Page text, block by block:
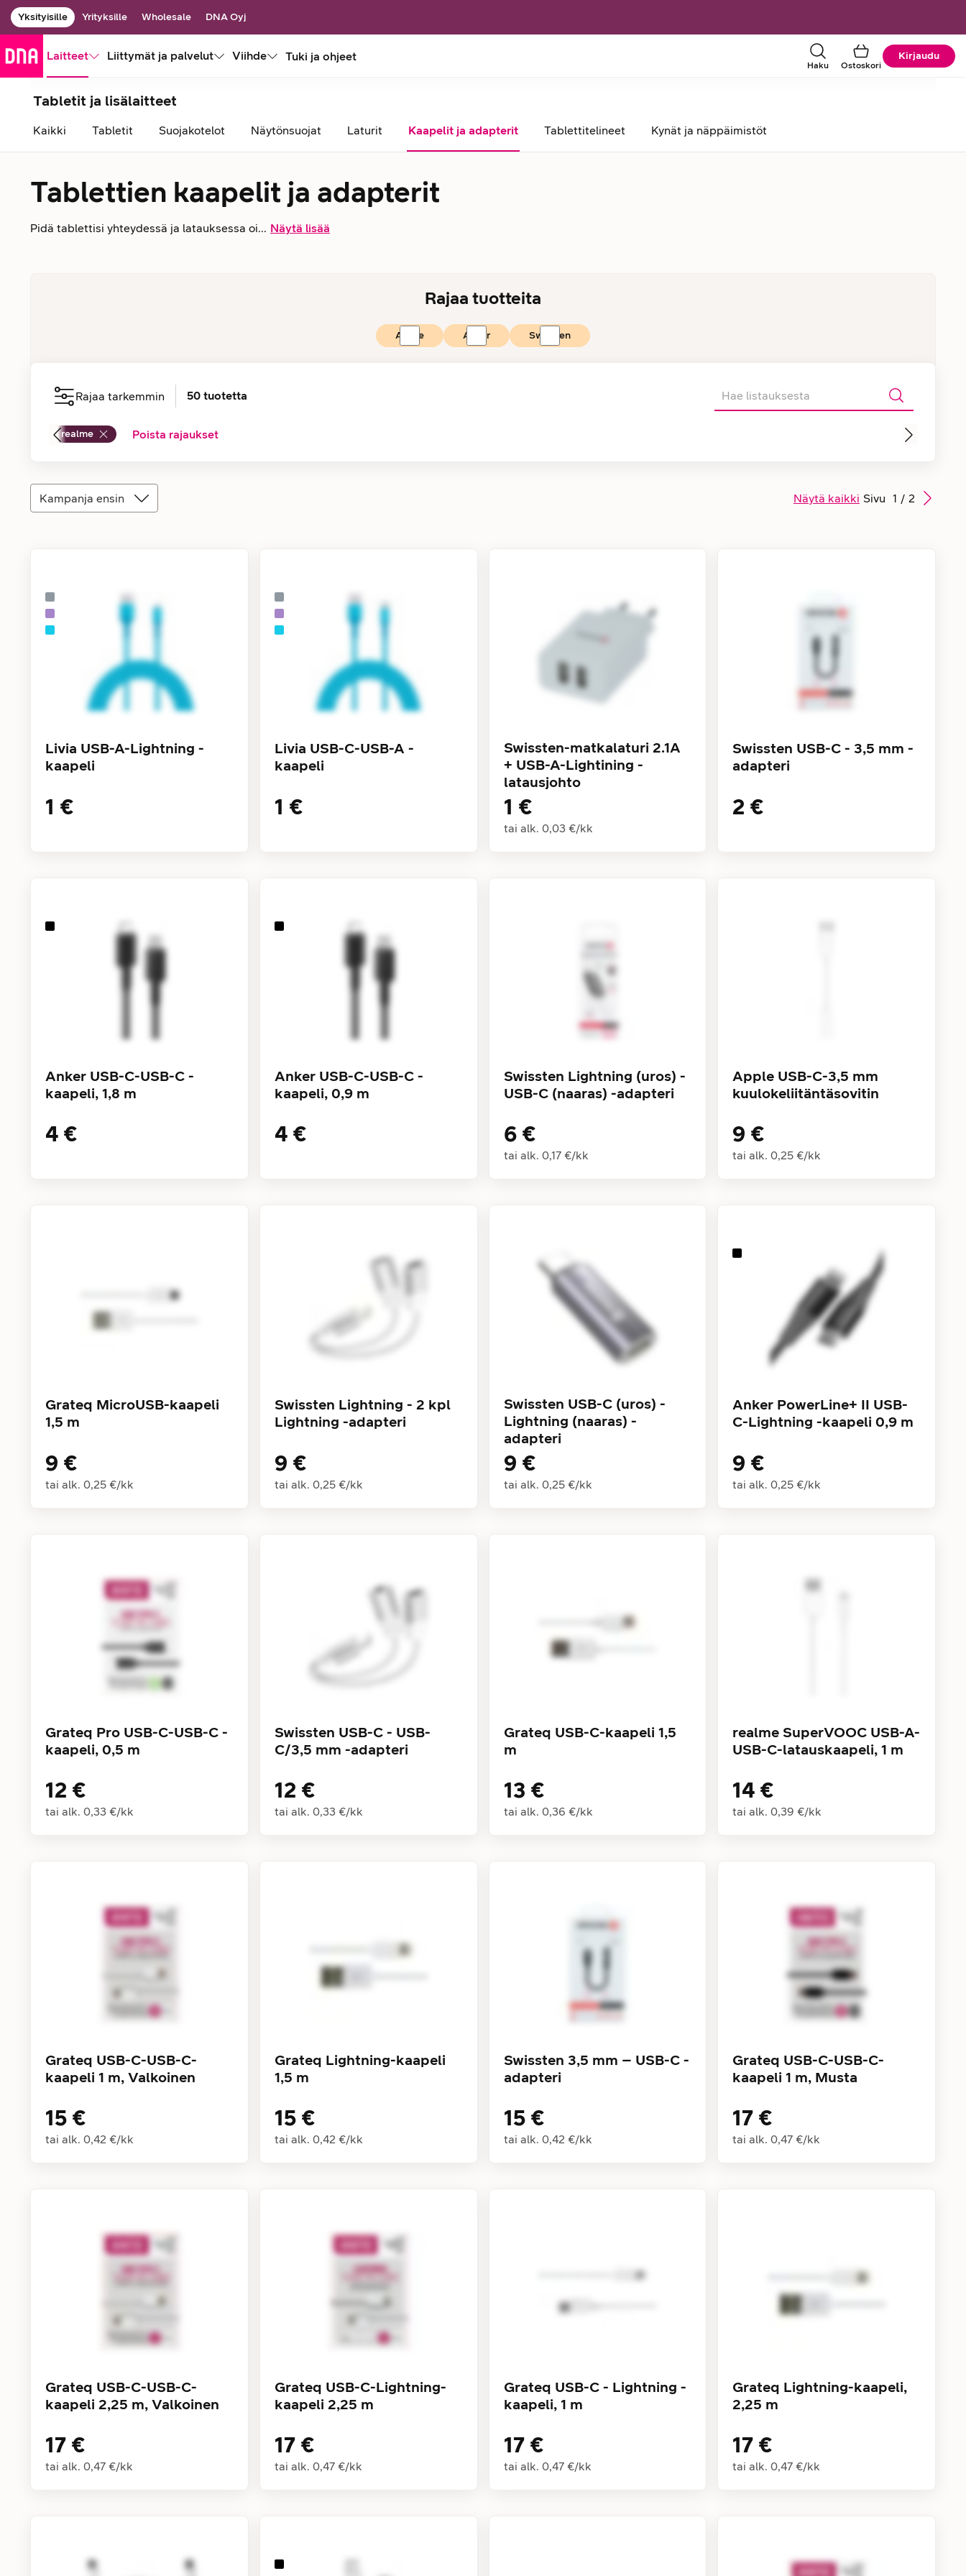
Yksityisille Yrityksille Wholesale DNA Oyj
Laitteet Liittymät ja palvelut Viihde Tuki ja ohjeet
Haku Ostoskori
Kirjaudu
Tabletit ja lisälaitteet
Kaikki Tabletit Suojakotelot Näytönsuojat Laturit Kaapelit ja adapterit Tablettitelineet Kynät ja näppäimistöt
Tablettien kaapelit ja adapterit
Pidä tablettisi yhteydessä ja latauksessa oi... Näytä lisää
Rajaa tuotteita
Apple Anker Swissten
Rajaa tarkemmin 50 tuotetta
realme Poista rajaukset
Kampanja ensin Näytä kaikki Sivu 1 / 2
Livia USB-A-Lightning -
kaapeli
1 €
Livia USB-C-USB-A -
kaapeli
1 €
Swissten-matkalaturi 2.1A
+ USB-A-Lightining -
latausjohto
1 €
tai alk. 0,03 €/kk
Swissten USB-C - 3,5 mm -
adapteri
2 €
Anker USB-C-USB-C -
kaapeli, 1,8 m
4 €
Anker USB-C-USB-C -
kaapeli, 0,9 m
4 €
Swissten Lightning (uros) -
USB-C (naaras) -adapteri
6 €
tai alk. 0,17 €/kk
Apple USB-C-3,5 mm
kuulokeliitäntäsovitin
9 €
tai alk. 0,25 €/kk
Grateq MicroUSB-kaapeli
1,5 m
9 €
tai alk. 0,25 €/kk
Swissten Lightning - 2 kpl
Lightning -adapteri
9 €
tai alk. 0,25 €/kk
Swissten USB-C (uros) -
Lightning (naaras) -
adapteri
9 €
tai alk. 0,25 €/kk
Anker PowerLine+ II USB-
C-Lightning -kaapeli 0,9 m
9 €
tai alk. 0,25 €/kk
Grateq Pro USB-C-USB-C -
kaapeli, 0,5 m
12 €
tai alk. 0,33 €/kk
Swissten USB-C - USB-
C/3,5 mm -adapteri
12 €
tai alk. 0,33 €/kk
Grateq USB-C-kaapeli 1,5
m
13 €
tai alk. 0,36 €/kk
realme SuperVOOC USB-A-
USB-C-latauskaapeli, 1 m
14 €
tai alk. 0,39 €/kk
Grateq USB-C-USB-C-
kaapeli 1 m, Valkoinen
15 €
tai alk. 0,42 €/kk
Grateq Lightning-kaapeli
1,5 m
15 €
tai alk. 0,42 €/kk
Swissten 3,5 mm – USB-C -
adapteri
15 €
tai alk. 0,42 €/kk
Grateq USB-C-USB-C-
kaapeli 1 m, Musta
17 €
tai alk. 0,47 €/kk
Grateq USB-C-USB-C-
kaapeli 2,25 m, Valkoinen
17 €
tai alk. 0,47 €/kk
Grateq USB-C-Lightning-
kaapeli 2,25 m
17 €
tai alk. 0,47 €/kk
Grateq USB-C - Lightning -
kaapeli, 1 m
17 €
tai alk. 0,47 €/kk
Grateq Lightning-kaapeli,
2,25 m
17 €
tai alk. 0,47 €/kk